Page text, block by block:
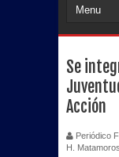
Se
Acción
Periódico
H. Matamoros